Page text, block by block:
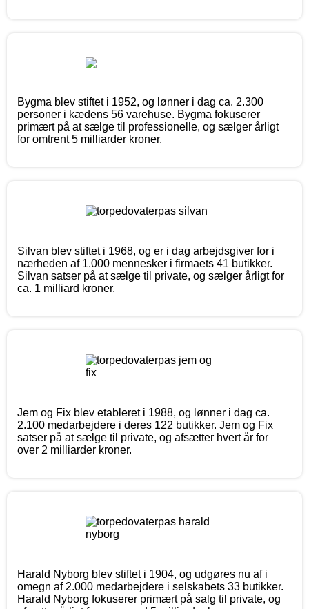
Bygma blev stiftet i 1952, og lønner i dag ca. 2.300
personer i kædens 56 varehuse. Bygma fokuserer
primært på at sælge til professionelle, og sælger årligt
for omtrent 5 milliarder kroner.
Silvan blev stiftet i 1968, og er i dag arbejdsgiver for i
nærheden af 1.000 mennesker i firmaets 41 butikker.
Silvan satser på at sælge til private, og sælger årligt for
ca. 1 milliard kroner.
Jem og Fix blev etableret i 1988, og lønner i dag ca.
2.100 medarbejdere i deres 122 butikker. Jem og Fix
satser på at sælge til private, og afsætter hvert år for
over 2 milliarder kroner.
Harald Nyborg blev stiftet i 1904, og udgøres nu af i
omegn af 2.000 medarbejdere i selskabets 33 butikker.
Harald Nyborg fokuserer primært på salg til private, og